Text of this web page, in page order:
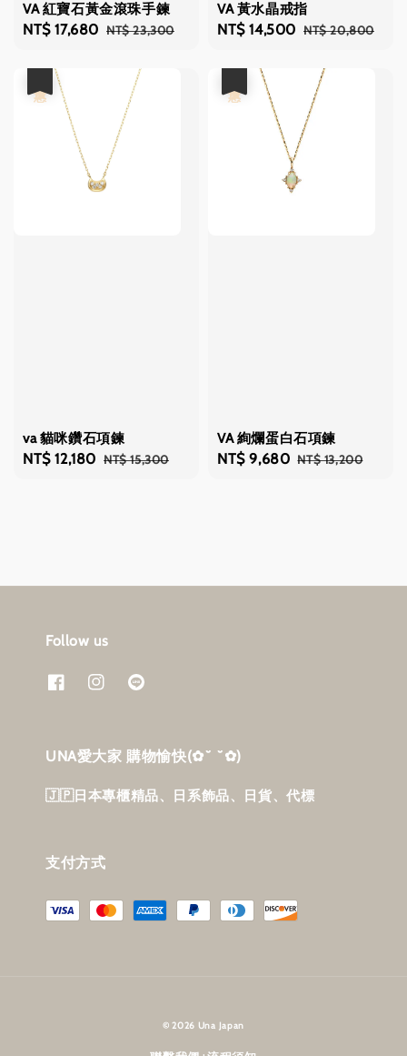
VA 紅寶石黃金滾珠手鍊
Sale
NT$ 17,680 Regular
NT$ 23,300
VA 黃水晶戒指
Sale
NT$ 14,500 Regular
NT$ 20,800
va 貓咪鑽石項鍊
Sale
NT$ 12,180 Regular
NT$ 15,300
VA 絢爛蛋白石項鍊
Sale
NT$ 9,680 Regular
NT$ 13,200
Follow us
UNA愛大家 購物愉快‎(✿˘ ˘✿)
🇯🇵日本專櫃精品、日系飾品、日貨、代標
支付方式
© 2026 Una Japan